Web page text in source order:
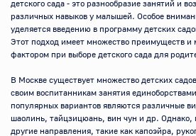
детского сада - это разнообразие занятий и
различных навыков у малышей. Особое
уделяется введению в программу детских
Этот подход имеет множество преимуществ и
фактором при выборе детского сада для
В Москве существует множество детских
своим воспитанникам занятия
популярных вариантов являются различные
шаолинь, тайцзицюань, вин чун и др.
другие направления, такие как капоэйра,